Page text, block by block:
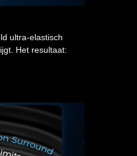
ultra-elastisch
Het resultaat: